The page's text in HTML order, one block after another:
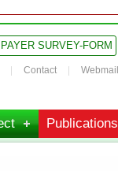
SURVEY-FORM
Contact Webmail
Publications